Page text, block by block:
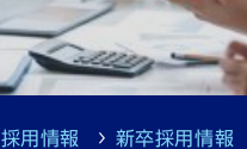
採用情報 新卒採用情報